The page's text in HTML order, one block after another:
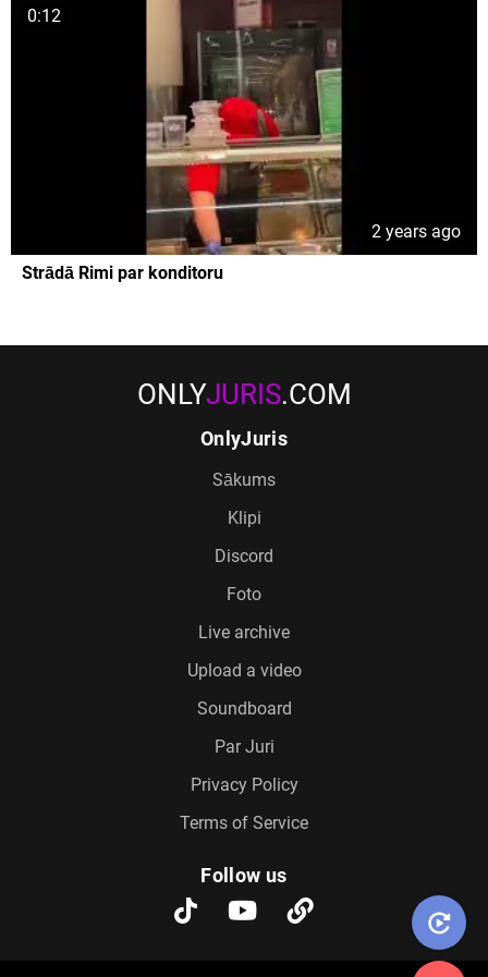
0:12
2 years ago
Strādā Rimi par konditoru
ONLYJURIS.COM
OnlyJuris
Sākums
Klipi
Discord
Foto
Live archive
Upload a video
Soundboard
Par Juri
Privacy Policy
Terms of Service
Follow us